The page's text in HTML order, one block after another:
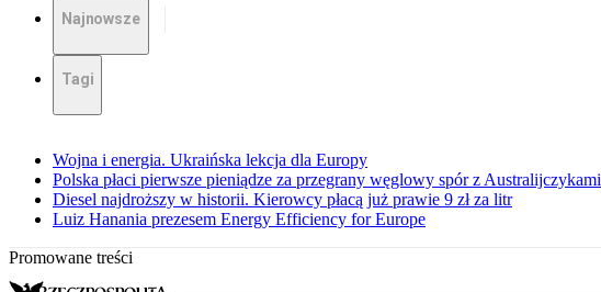
Najnowsze
Tagi
Wojna i energia. Ukraińska lekcja dla Europy
Polska płaci pierwsze pieniądze za przegrany węglowy spór z Australijczykami
Diesel najdroższy w historii. Kierowcy płacą już prawie 9 zł za litr
Luiz Hanania prezesem Energy Efficiency for Europe
Promowane treści